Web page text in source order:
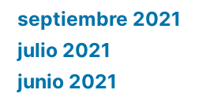
septiembre 2021
julio 2021
junio 2021